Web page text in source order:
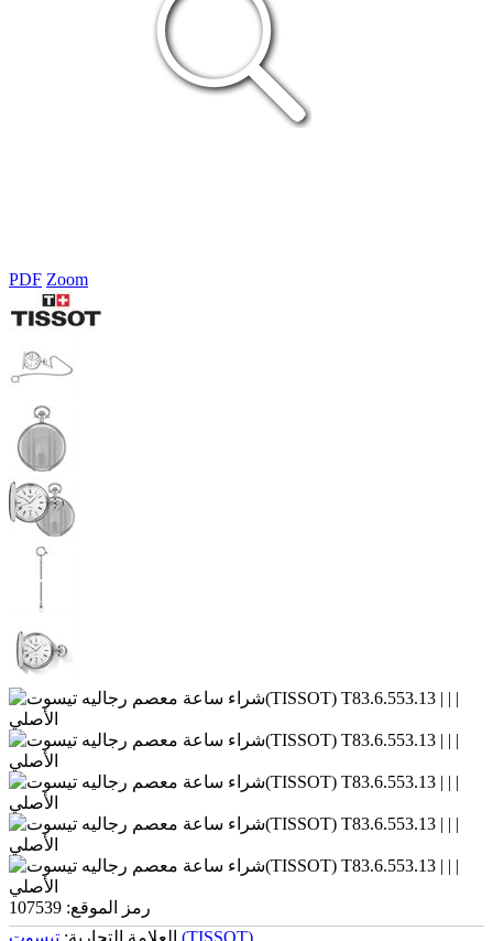
PDF Zoom
رمز الموقع: 107539
العلامة التجارية:
تیسوت (TISSOT)